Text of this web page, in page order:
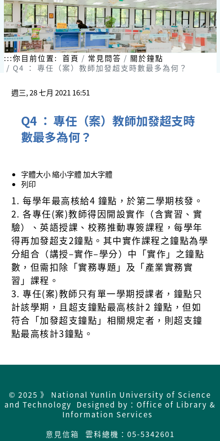
:::你目前位置: 首頁 常見問答
關於鐘點
Q4 ： 專任（案）教師加發超支時數最多為何？
週三, 28 七月 2021 16:51
Q4 ： 專任（案）教師加發超支時
數最多為何？
字體大小縮小字體加大字體
列印
1. 每學年最高核給4 鐘點，於第二學期核發。
2. 各專任(案)教師得因開設實作（含實習、實
驗）、英語授課、校務推動專簽課程，每學年
得再加發超支2鐘點。其中實作課程之鐘點為學
分組合（講授–實作–學分）中 「實作」之鐘點
數，但需扣除「實務專題」及「產業實務實
習」課程。
3. 專任(案)教師只有單一學期授課者，鐘點只
計該學期，且超支鐘點最高核計2 鐘點，但如
符合「加發超支鐘點」相關規定者，則超支鐘
點最高核計3鐘點。
© 2025 》 National Yunlin University of Science
and Technology Designed by：Office of Library &
Information Services
意見信箱
雲科總機：05-5342601